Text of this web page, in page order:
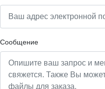
Сообщение